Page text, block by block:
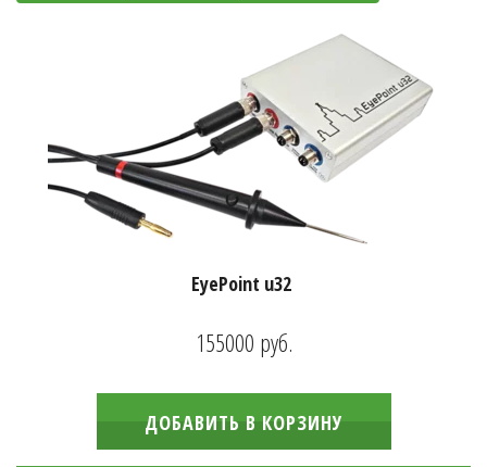
EyePoint u32
155000 руб.
ДОБАВИТЬ В КОРЗИНУ